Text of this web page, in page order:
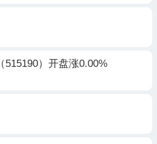
（515190）开盘涨0.00%